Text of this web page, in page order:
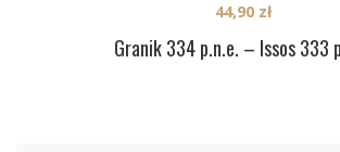
Granik 334 p.n.e. – Issos 333
44,90 zł